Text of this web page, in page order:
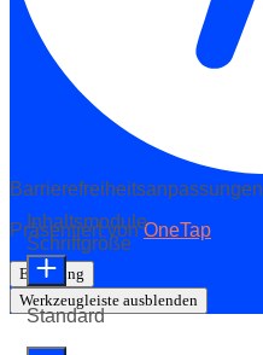
Barrierefreiheitsanpassungen
Präsentiert vonOneTap
Erklärung
Werkzeugleiste ausblenden
Inhaltsmodule
Schriftgröße
Standard